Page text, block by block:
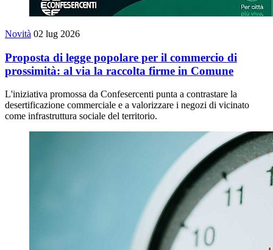
Novità 02 lug 2026
Proposta di legge popolare per il commercio di
prossimità: al via la raccolta firme in Comune
L'iniziativa promossa da Confesercenti punta a contrastare la
desertificazione commerciale e a valorizzare i negozi di vicinato
come infrastruttura sociale del territorio.